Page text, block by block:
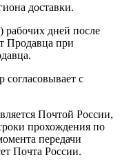
доставки.
рабочих дней после
Продавца при
согласовывает с
Почтой России,
прохождения по
передачи
Почта России.